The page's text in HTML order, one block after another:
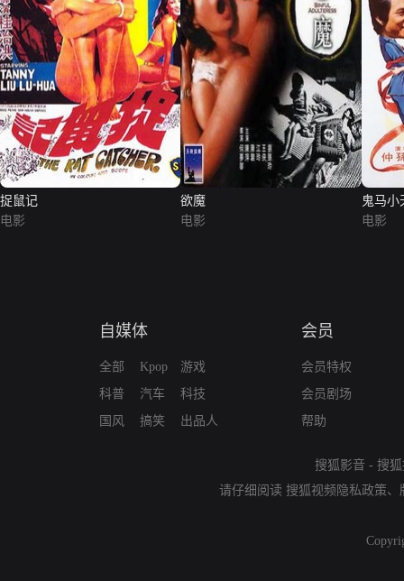
捉鼠记
电影
欲魔
电影
鬼马小
电影
自媒体
全部
科普
国风
Kpop
汽车
搞笑
游戏
科技
出品人
会员
会员特权
会员剧场
帮助
搜狐影音 - 搜
请仔细阅读 搜狐视频隐私政策、